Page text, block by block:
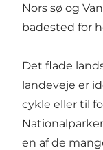
Nors sø og
badested for
Det flade
landeveje er
cykle eller til
en af de